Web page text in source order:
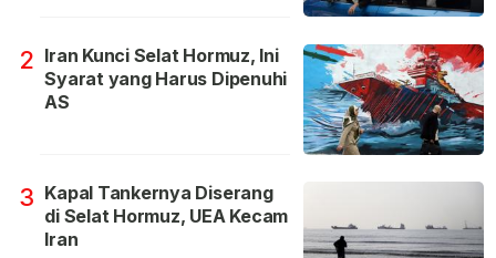
2 Iran Kunci Selat Hormuz, Ini
Syarat yang Harus Dipenuhi
AS
3 Kapal Tankernya Diserang
di Selat Hormuz, UEA Kecam
Iran